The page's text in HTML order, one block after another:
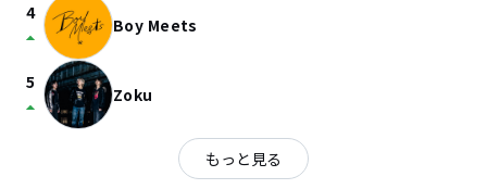
4
arrow_drop_up Boy Meets
5
arrow_drop_up Zoku
もっと見る